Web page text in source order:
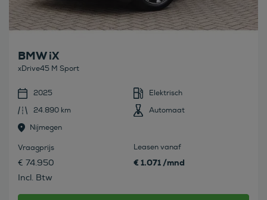
BMW iX
xDrive45 M Sport
2025
Elektrisch
24.890 km
Automaat
Nijmegen
Vraagprijs
€ 74.950
Incl. Btw
Leasen vanaf
€ 1.071 /mnd